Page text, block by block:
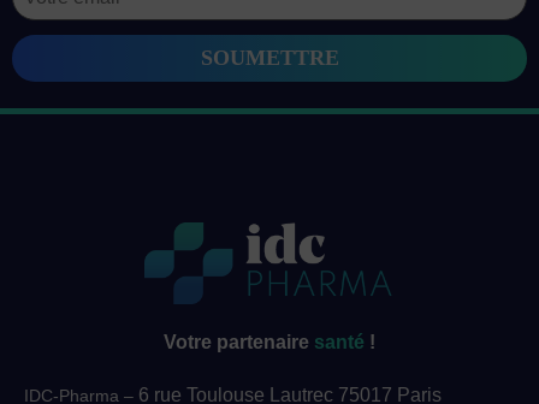
Votre partenaire santé !
IDC-Pharma – 6 rue Toulouse Lautrec 75017 Paris